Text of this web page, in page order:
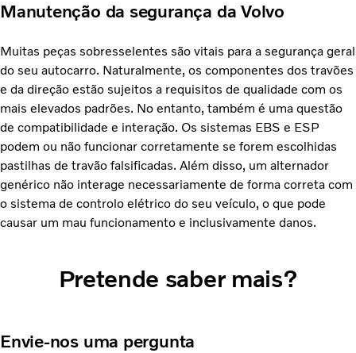
Manutenção da segurança da Volvo
Muitas peças sobresselentes são vitais para a segurança geral
do seu autocarro. Naturalmente, os componentes dos travões
e da direção estão sujeitos a requisitos de qualidade com os
mais elevados padrões. No entanto, também é uma questão
de compatibilidade e interação. Os sistemas EBS e ESP
podem ou não funcionar corretamente se forem escolhidas
pastilhas de travão falsificadas. Além disso, um alternador
genérico não interage necessariamente de forma correta com
o sistema de controlo elétrico do seu veículo, o que pode
causar um mau funcionamento e inclusivamente danos.
Pretende saber mais?
Envie-nos uma pergunta